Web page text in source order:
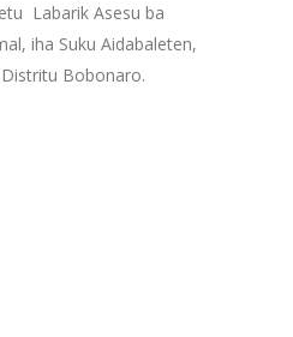
Labarik Asesu ba
iha Suku Aidabaleten,
Bobonaro.